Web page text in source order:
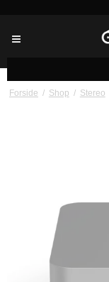
Forside / Shop / Stereo